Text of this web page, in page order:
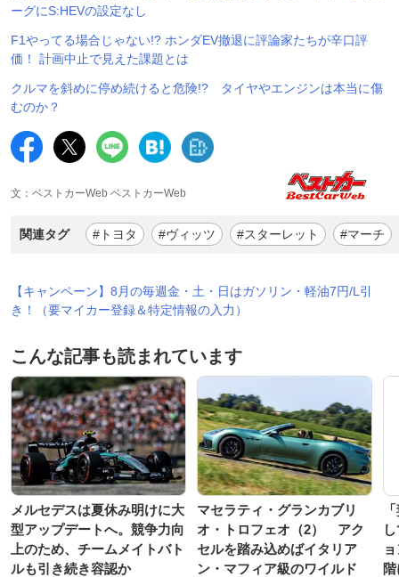
ーグにS:HEVの設定なし
F1やってる場合じゃない!? ホンダEV撤退に評論家たちが辛口評
価！ 計画中止で見えた課題とは
クルマを斜めに停め続けると危険!? タイヤやエンジンは本当に傷
むのか？
文：ベストカーWeb ベストカーWeb
関連タグ #トヨタ #ヴィッツ #スターレット #マーチ
【キャンペーン】8月の毎週金・土・日はガソリン・軽油7円/L引
き！（要マイカー登録＆特定情報の入力）
こんな記事も読まれています
メルセデスは夏休み明けに大
型アップデートへ。競争力向
上のため、チームメイトバト
ルも引き続き容認か
マセラティ・グランカブリ
オ・トロフェオ（2） アク
セルを踏み込めばイタリア
ン・マフィア級のワイルド